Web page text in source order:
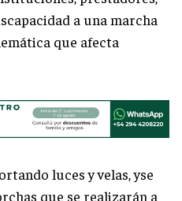
a una marcha
que afecta
luces y velas, yse
que se realizarán a